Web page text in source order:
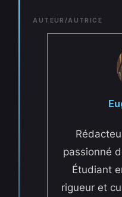
AUTEUR/AUTRICE
passionné
Étudiant
rigueur et